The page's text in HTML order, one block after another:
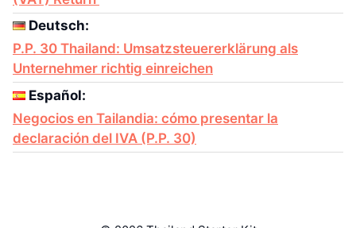
Deutsch:
P.P. 30 Thailand: Umsatzsteuererklärung als
Unternehmer richtig einreichen
Español:
Negocios en Tailandia: cómo presentar la
declaración del IVA (P.P. 30)